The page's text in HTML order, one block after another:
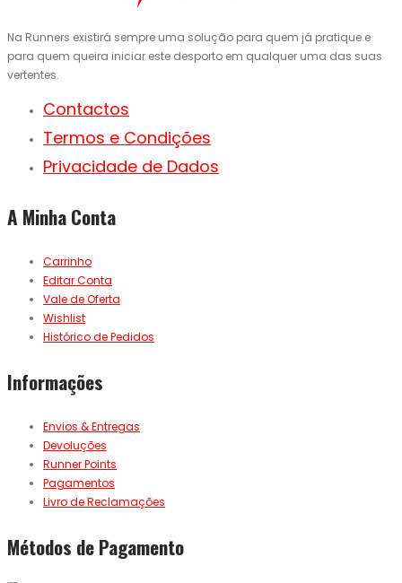
Na Runners existirá sempre uma solução para quem já pratique e
para quem queira iniciar este desporto em qualquer uma das suas
vertentes.
Contactos
Termos e Condições
Privacidade de Dados
A Minha Conta
Carrinho
Editar Conta
Vale de Oferta
Wishlist
Histórico de Pedidos
Informações
Envios & Entregas
Devoluções
Runner Points
Pagamentos
Livro de Reclamações
Métodos de Pagamento